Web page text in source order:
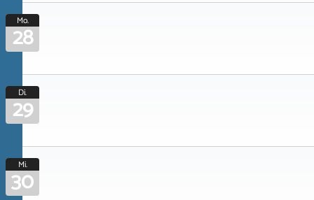
Mo.
28
Di.
29
Mi.
30